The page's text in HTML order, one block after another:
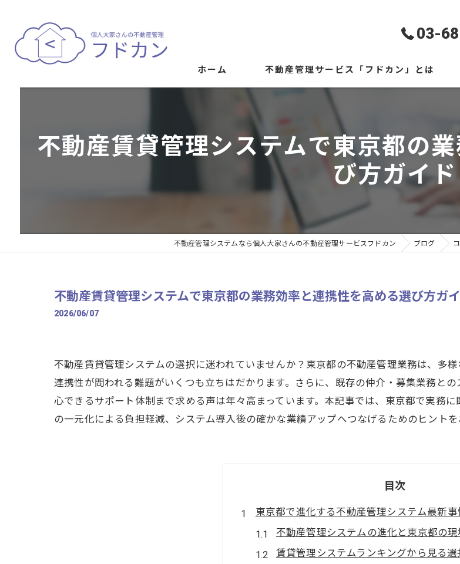
03-
ホーム 不動産管理サービス「フドカン」とは
よくある質問
不動産賃貸管理システムで東京都の
び方ガイド
不動産管理システムなら個人大家さんの不動産管理サービスフドカン ブログ
不動産賃貸管理システムで東京都の業務効率と連携性を高める選び方ガ
2026/06/07
不動産賃貸管理システムの選択に迷われていませんか？東京都の不動産管理業務は、多
連携性が問われる難題がいくつも立ちはだかります。さらに、既存の仲介・募集業務と
心できるサポート体制まで求める声は年々高まっています。本記事では、東京都で実務
の一元化による負担軽減、システム導入後の確かな業績アップへつなげるためのヒントを
目次
東京都で進化する不動産管理システム最新事
不動産管理システムの進化と東京都の現
賃貸管理システムランキングから見る選